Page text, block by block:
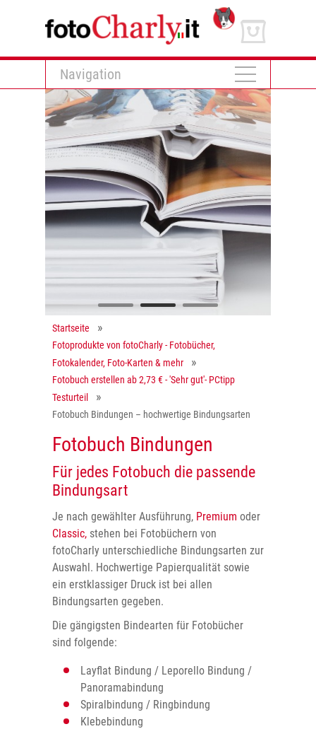
Navigation
Startseite
Fotoprodukte von fotoCharly - Fotobücher,
Fotokalender, Foto-Karten & mehr
Fotobuch erstellen ab 2,73 € - 'Sehr gut'- PCtipp
Testurteil
Fotobuch Bindungen – hochwertige Bindungsarten
Fotobuch Bindungen
Für jedes Fotobuch die passende
Bindungsart
Je nach gewählter Ausführung, Premium oder
Classic, stehen bei Fotobüchern von
fotoCharly unterschiedliche Bindungsarten zur
Auswahl. Hochwertige Papierqualität sowie
ein erstklassiger Druck ist bei allen
Bindungsarten gegeben.
Die gängigsten Bindearten für Fotobücher
sind folgende:
Layflat Bindung / Leporello Bindung /
Panoramabindung
Spiralbindung / Ringbindung
Klebebindung